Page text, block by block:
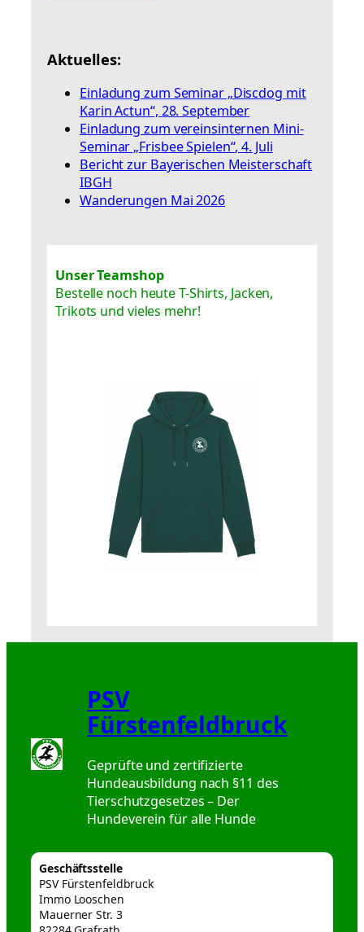
Aktuelles:
Einladung zum Seminar „Discdog mit
Karin Actun“, 28. September
Einladung zum vereinsinternen Mini-
Seminar „Frisbee Spielen“, 4. Juli
Bericht zur Bayerischen Meisterschaft
IBGH
Wanderungen Mai 2026
Unser Teamshop
Bestelle noch heute T-Shirts, Jacken,
Trikots und vieles mehr!
PSV
Fürstenfeldbruck
Geprüfte und zertifizierte
Hundeausbildung nach §11 des
Tierschutzgesetzes – Der
Hundeverein für alle Hunde
Geschäftsstelle
PSV Fürstenfeldbruck
Immo Looschen
Mauerner Str. 3